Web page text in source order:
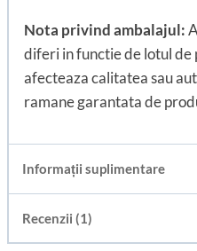
Nota privind ambalajul:
diferi in functie de lotul de
afecteaza calitatea sau
ramane garantata de
Informații suplimentare
Recenzii (1)